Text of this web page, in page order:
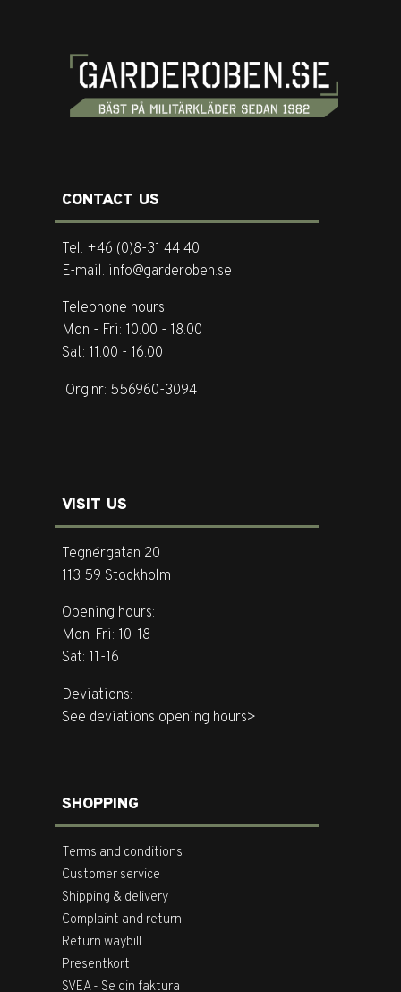
CONTACT US
Tel. +46 (0)8-31 44 40
E-mail. info@garderoben.se
Telephone hours:
Mon - Fri: 10.00 - 18.00
Sat: 11.00 - 16.00
Org.nr: 556960-3094
VISIT US
Tegnérgatan 20
113 59 Stockholm
Opening hours:
Mon-Fri: 10-18
Sat: 11-16
Deviations:
See deviations opening hours>
SHOPPING
Terms and conditions
Customer service
Shipping & delivery
Complaint and return
Return waybill
Presentkort
SVEA - Se din faktura